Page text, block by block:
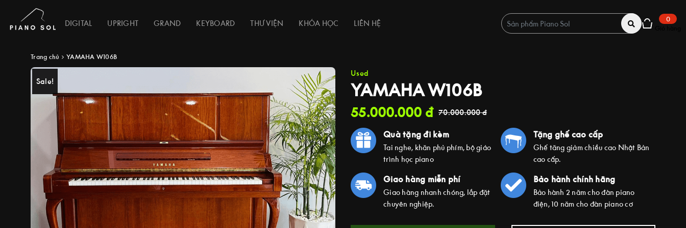
DIGITAL UPRIGHT GRAND KEYBOARD THƯ VIỆN KHÓA HỌC LIÊN HỆ 0
Trang chủ YAMAHA W106B
Sale!
Used
YAMAHA W106B
55.000.000 đ 70.000.000đ
Quà tặng đi kèm
Tai nghe, khăn phủ phím, bộ giáo
trình học piano
Tặng ghế cao cấp
Ghế tăng giảm chiều cao Nhật Bản
cao cấp.
Giao hàng miễn phí
Giao hàng nhanh chóng, lắp đặt
chuyên nghiệp.
Bảo hành chính hãng
Bảo hành 2 năm cho đàn piano
điện, 10 năm cho đàn piano cơ